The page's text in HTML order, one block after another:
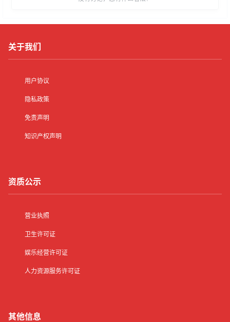
关于我们
用户协议
隐私政策
免责声明
知识产权声明
资质公示
营业执照
卫生许可证
娱乐经营许可证
人力资源服务许可证
其他信息